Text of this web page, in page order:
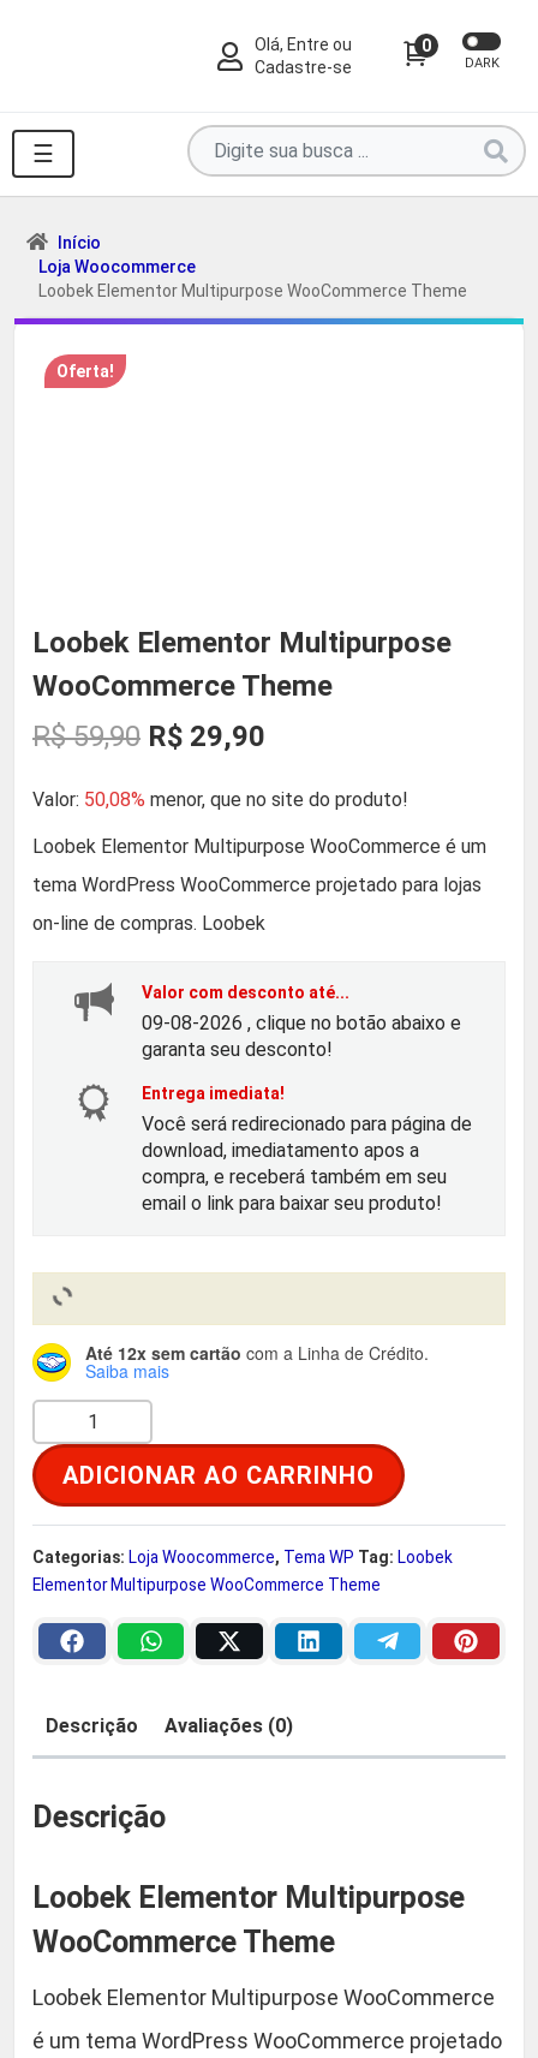
Olá, Entre ou
Cadastre-se
0
DARK
☰
Pesquise
por
produtos
...
Início
Loja Woocommerce
Loobek Elementor Multipurpose WooCommerce Theme
Oferta!
Loobek Elementor Multipurpose
WooCommerce Theme
R$59,90 O
p
r
o
o
r
i
n
l
e
r
a
$
5
9
R$ 29,90
p
r
o
a
t
u
é
R
2
9
0
.
Valor: 50,08% menor, que no site do produto!
Loobek Elementor Multipurpose WooCommerce é um
tema WordPress WooCommerce projetado para lojas
on-line de compras. Loobek
Valor com desconto até...
09-08-2026 , clique no botão abaixo e
garanta seu desconto!
Entrega imediata!
Você será redirecionado para página de
download, imediatamento apos a
compra, e receberá também em seu
email o link para baixar seu produto!
Até 12x sem cartão com a Linha de Crédito.
Saiba mais
o
o
e
k
t
M
u
t
ADICIONAR AO CARRINHO
Categorias: Loja Woocommerce, Tema WP Tag: Loobek
Elementor Multipurpose WooCommerce Theme
Descrição Avaliações (0)
Descrição
Loobek Elementor Multipurpose
WooCommerce Theme
Loobek Elementor Multipurpose WooCommerce
é um tema WordPress WooCommerce projetado